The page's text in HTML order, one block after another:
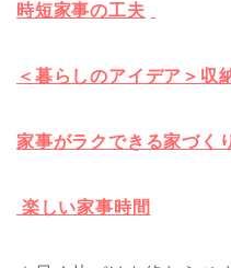
時短家事の工夫
＜暮らしのアイデア＞収
家事がラクできる家づく
楽しい家事時間